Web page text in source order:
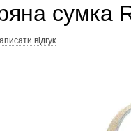
сумка
відгук